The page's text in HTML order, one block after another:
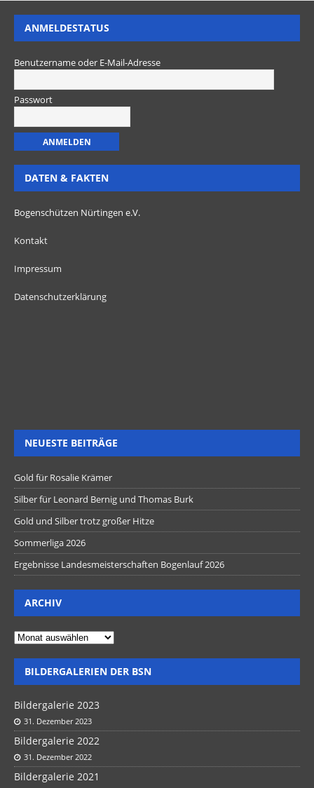
ANMELDESTATUS
Benutzername oder E-Mail-Adresse
Passwort
DATEN & FAKTEN
Bogenschützen Nürtingen e.V.
Kontakt
Impressum
Datenschutzerklärung
NEUESTE BEITRÄGE
Gold für Rosalie Krämer
Silber für Leonard Bernig und Thomas Burk
Gold und Silber trotz großer Hitze
Sommerliga 2026
Ergebnisse Landesmeisterschaften Bogenlauf 2026
ARCHIV
BILDERGALERIEN DER BSN
Bildergalerie 2023
31. Dezember 2023
Bildergalerie 2022
31. Dezember 2022
Bildergalerie 2021